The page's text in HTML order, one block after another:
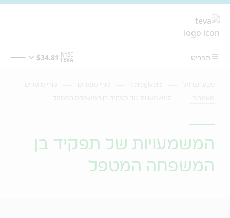
המשמעויות של תפקיד בן
המשפחה המטפל